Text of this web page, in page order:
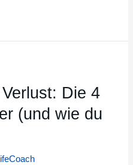
Die 4
(und wie du